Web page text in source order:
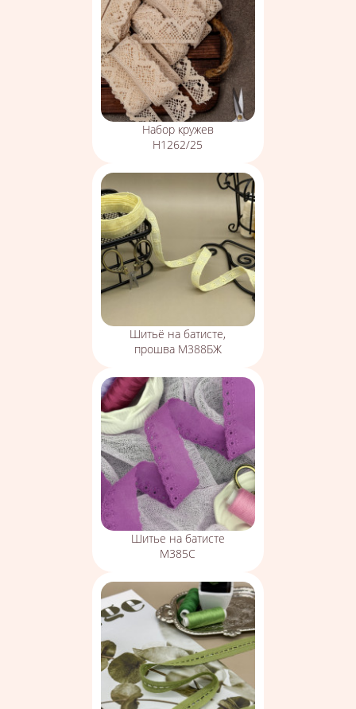
Набор кружев
Н1262/25
Шитьё на батисте,
прошва М388БЖ
Шитье на батисте
М385С